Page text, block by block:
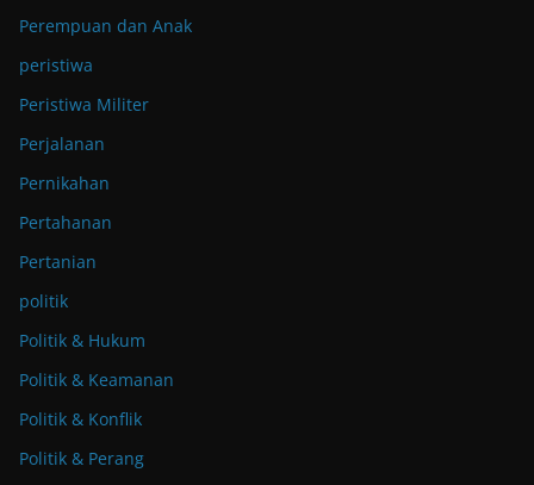
Perempuan dan Anak
peristiwa
Peristiwa Militer
Perjalanan
Pernikahan
Pertahanan
Pertanian
politik
Politik & Hukum
Politik & Keamanan
Politik & Konflik
Politik & Perang